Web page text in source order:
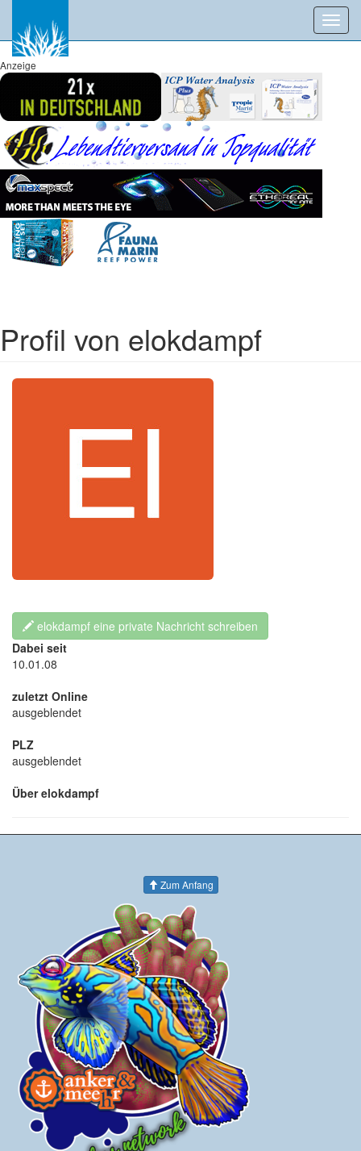
Anzeige
Profil von elokdampf
elokdampf eine private Nachricht schreiben
Dabei seit
10.01.08
zuletzt Online
ausgeblendet
PLZ
ausgeblendet
Über elokdampf
Zum Anfang